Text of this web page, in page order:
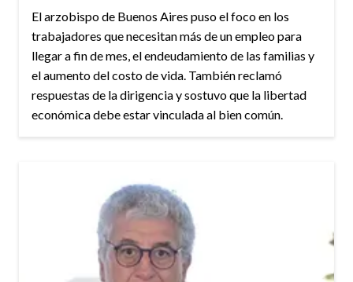
El arzobispo de Buenos Aires puso el foco en los
trabajadores que necesitan más de un empleo para
llegar a fin de mes, el endeudamiento de las familias y
el aumento del costo de vida. También reclamó
respuestas de la dirigencia y sostuvo que la libertad
económica debe estar vinculada al bien común.